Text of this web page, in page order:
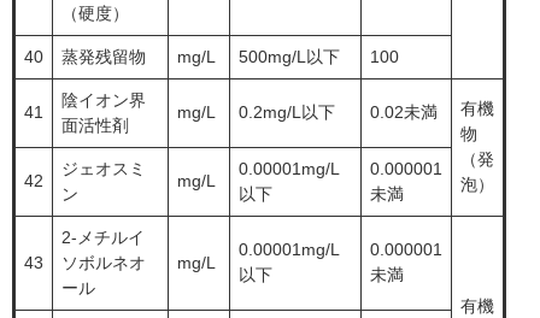
（硬度）
40 蒸発残留物 mg/L 500mg/L以下 100
41
陰イオン界
面活性剤
mg/L 0.2mg/L以下 0.02未満
有機
物
（発
泡）
42
ジェオスミ
ン
mg/L
0.00001mg/L
以下
0.000001
未満
43
2-メチルイ
ソボルネオ
ール
mg/L
0.00001mg/L
以下
0.000001
未満
有機